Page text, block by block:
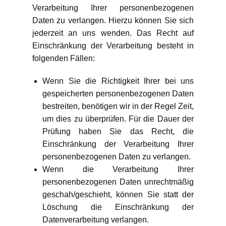
Verarbeitung Ihrer personenbezogenen
Daten zu verlangen. Hierzu können Sie sich
jederzeit an uns wenden. Das Recht auf
Einschränkung der Verarbeitung besteht in
folgenden Fällen:
Wenn Sie die Richtigkeit Ihrer bei uns
gespeicherten personenbezogenen Daten
bestreiten, benötigen wir in der Regel Zeit,
um dies zu überprüfen. Für die Dauer der
Prüfung haben Sie das Recht, die
Einschränkung der Verarbeitung Ihrer
personenbezogenen Daten zu verlangen.
Wenn die Verarbeitung Ihrer
personenbezogenen Daten unrechtmäßig
geschah/geschieht, können Sie statt der
Löschung die Einschränkung der
Datenverarbeitung verlangen.